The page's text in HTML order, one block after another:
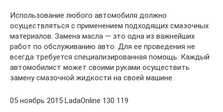
Использование любого автомобиля должно
осуществляться с применением подходящих смазочных
материалов. Замена масла — это одна из важнейших
работ по обслуживанию авто. Для ее проведения не
всегда требуется специализированная помощь. Каждый
автомобилист может своими руками осуществить
замену смазочной жидкости на своей машине.
05 ноябрь 2015 LadaOnline 130 119